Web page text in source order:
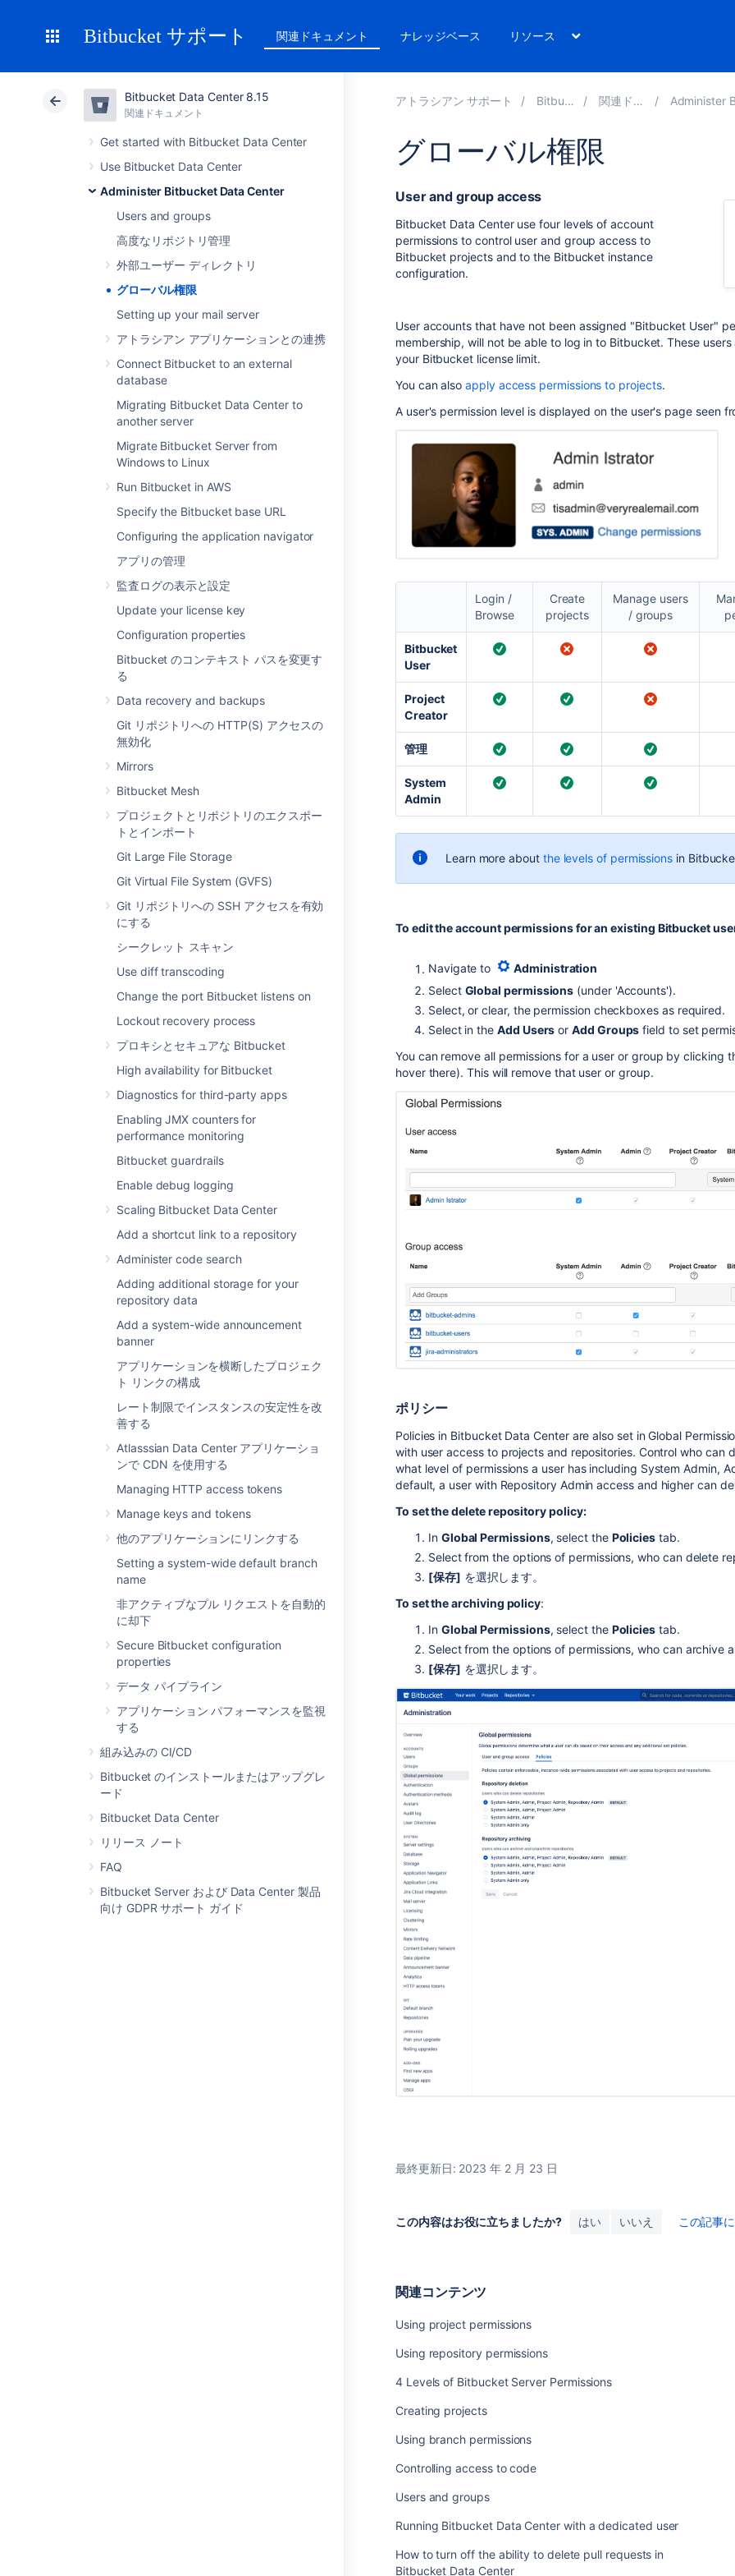
Bitbucket サポート 関連ドキュメント ナレッジベース リソース
Bitbucket Data Center 8.15
関連ドキュメント
Get started with Bitbucket Data Center
Use Bitbucket Data Center
Administer Bitbucket Data Center
Users and groups
高度なリポジトリ管理
外部ユーザー ディレクトリ
グローバル権限
Setting up your mail server
アトラシアン アプリケーションとの連携
Connect Bitbucket to an external
database
Migrating Bitbucket Data Center to
another server
Migrate Bitbucket Server from
Windows to Linux
Run Bitbucket in AWS
Specify the Bitbucket base URL
Configuring the application navigator
アプリの管理
監査ログの表示と設定
Update your license key
Configuration properties
Bitbucket のコンテキスト パスを変更す
る
Data recovery and backups
Git リポジトリへの HTTP(S) アクセスの
無効化
Mirrors
Bitbucket Mesh
プロジェクトとリポジトリのエクスポー
トとインポート
Git Large File Storage
Git Virtual File System (GVFS)
Git リポジトリへの SSH アクセスを有効
にする
シークレット スキャン
Use diff transcoding
Change the port Bitbucket listens on
Lockout recovery process
プロキシとセキュアな Bitbucket
High availability for Bitbucket
Diagnostics for third-party apps
Enabling JMX counters for
performance monitoring
Bitbucket guardrails
Enable debug logging
Scaling Bitbucket Data Center
Add a shortcut link to a repository
Administer code search
Adding additional storage for your
repository data
Add a system-wide announcement
banner
アプリケーションを横断したプロジェク
ト リンクの構成
レート制限でインスタンスの安定性を改
善する
Atlasssian Data Center アプリケーショ
ンで CDN を使用する
Managing HTTP access tokens
Manage keys and tokens
他のアプリケーションにリンクする
Setting a system-wide default branch
name
非アクティブなプル リクエストを自動的
に却下
Secure Bitbucket configuration
properties
データ パイプライン
アプリケーション パフォーマンスを監視
する
組み込みの CI/CD
Bitbucket のインストールまたはアップグレ
ード
Bitbucket Data Center
リリース ノート
FAQ
Bitbucket Server および Data Center 製品
向け GDPR サポート ガイド
アトラシアン サポート Bitbucket 8.15 関連ドキュメント Administer Bitbucket
グローバル権限
User and group access
Bitbucket Data Centeruse four levels of account
permissions to control user and group access to
Bitbucket projects and to the Bitbucket instance
configuration.
User accounts that have not been assigned "Bitbucket User"
membership, will not be able to log in to Bitbucket. These
your Bitbucket license limit.
You can alsoapply access permissions to projects.
A user's permission level is displayed on the user's page seen
Login /
Browse
Create
projects
Manage users
/ groups
Bitbucket
User
Project
Creator
管理
System
Admin
Learn more about the levels of permissions in
To edit the account permissions for an existing Bitbucket
Navigate to
Administration
Select Global permissions (under 'Accounts').
Select, or clear, the permission checkboxes as required.
Select in theAdd Users orAdd Groups field to set
You can remove all permissions for a user or group by clicking
hover there). This will remove that user or group.
ポリシー
Policies in Bitbucket Data Center are also set in Global
with user access to projects and repositories. Control who can
what level of permissions a user has including System Admin,
default, a user with Repository Admin access and higher can
To set the delete repository policy:
In Global Permissions, select the Policies tab.
Select from the options of permissions, who can delete
[保存] を選択します。
To set the archiving policy:
In Global Permissions, select the Policies tab.
Select from the options of permissions, who can archive
[保存] を選択します。
最終更新日: 2023 年 2 月 23 日
この内容はお役に立ちましたか? はい いいえ この記事
関連コンテンツ
Using project permissions
Using repository permissions
4 Levels of Bitbucket Server Permissions
Creating projects
Using branch permissions
Controlling access to code
Users and groups
Running Bitbucket Data Center with a dedicated user
How to turn off the ability to delete pull requests in
Bitbucket Data Center